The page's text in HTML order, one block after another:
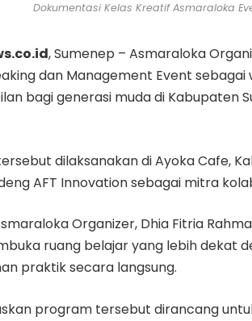
Dokumentasi Kelas Kreatif Asmaraloka
, Sumenep – Asmaraloka
dan Management Event
bagi generasi muda di Kabupaten
dilaksanakan di Ayoka Cafe,
AFT Innovation sebagai mitra
Organizer, Dhia Fitria
ruang belajar yang lebih dekat
praktik secara langsung.
program tersebut dirancang